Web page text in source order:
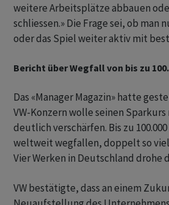
weitere Arbeitsplätze abbauen
schliessen.» Die Frage sei, ob man
oder das Spiel weiter aktiv mit
Bericht über Wegfall von bis zu
Das «Manager Magazin» hatte
VW-Konzern wolle seinen Sparkurs
deutlich verschärfen. Bis zu
weltweit wegfallen, doppelt so
Vier Werken in Deutschland drohe
VW bestätigte, dass an einem